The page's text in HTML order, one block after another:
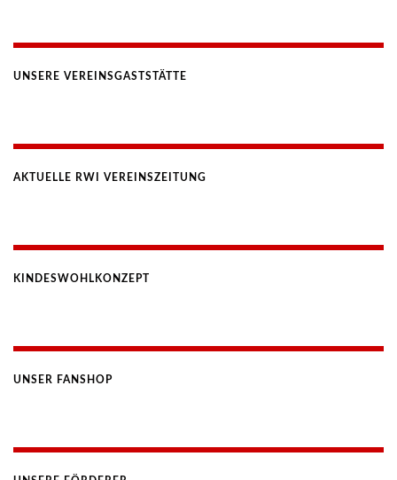
UNSERE VEREINSGASTSTÄTTE
AKTUELLE RWI VEREINSZEITUNG
KINDESWOHLKONZEPT
UNSER FANSHOP